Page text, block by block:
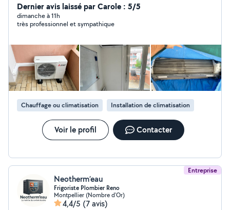
équipements sanitaires, de chauffage et de
climatisation. Ma priorité : vous garantir un travail de
qualité, des solutions durables et la satisfaction de mes
Dernier avis laissé par Carole : 5/5
dimanche à 11h
très professionnel et sympathique
Chauffage ou climatisation Installation de climatisation
Voir le profil Contacter
Entreprise
Neotherm’eau
Frigoriste Plombier Reno
Montpellier (Nombre d'Or)
4,4/5 (7 avis)